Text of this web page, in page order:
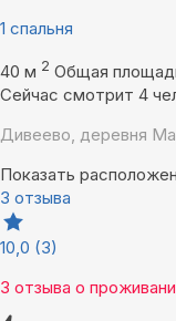
1 спальня
40 м 2 Общая
Сейчас смотрит 4
Дивеево, деревня
Показать
3 отзыва
10,0 (3)
3 отзыва о